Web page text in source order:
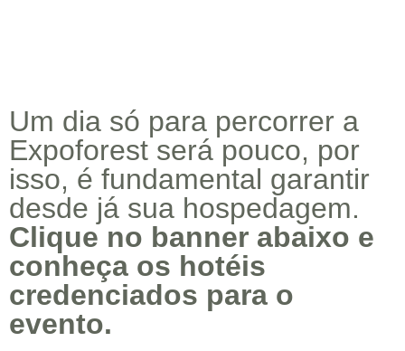
Um dia só para percorrer a
Expoforest será pouco, por
isso, é fundamental garantir
desde já sua hospedagem.
Clique no banner abaixo e
conheça os hotéis
credenciados para o
evento.